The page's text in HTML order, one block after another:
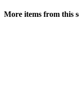
More items from this